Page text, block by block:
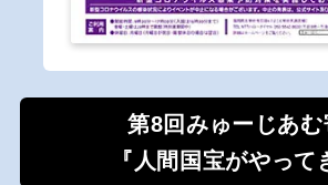
第8回みゅーじあむ
『人間国宝がやって